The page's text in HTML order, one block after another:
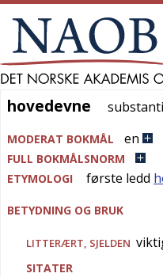
hovedevne
hovedevne
MODERAT BOKMÅL en
FULL BOKMÅLSNORM
ETYMOLOGI
første ledd
BETYDNING OG BRUK
LITTERÆRT SJELDEN
SITATER